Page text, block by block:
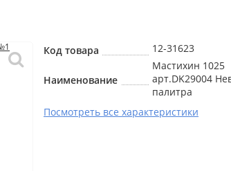
Код товара 12-31623
Наименование
Мастихин 1025
арт.DK29004
палитра
Посмотреть все характеристики